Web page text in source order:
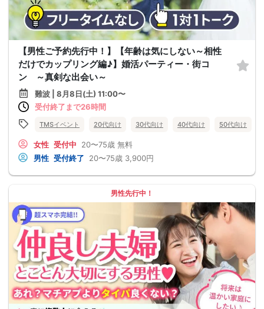
【男性ご予約先行中！】【年齢は気にしない～相性
だけでカップリング編♪】婚活パーティー・街コ
ン ～真剣な出会い～
難波 | 8月8日(土) 11:00〜
受付終了まで26時間
TMSイベント 20代向け 30代向け 40代向け 50代向け
女性 受付中 20〜75歳 無料
男性 受付終了 20〜75歳 3,900円
男性先行中！